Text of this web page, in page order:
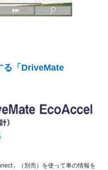
る「DriveMate
」（別売）を使って車の情報を